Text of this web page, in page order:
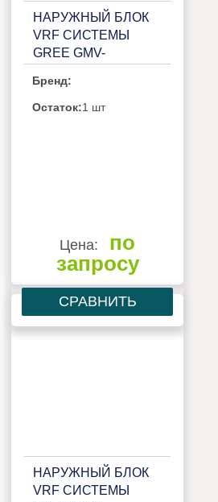
НАРУЖНЫЙ БЛОК
VRF СИСТЕМЫ
GREE GMV-
Бренд:
Остаток:1 шт
Цена:
по
запросу
СРАВНИТЬ
НАРУЖНЫЙ БЛОК
VRF СИСТЕМЫ